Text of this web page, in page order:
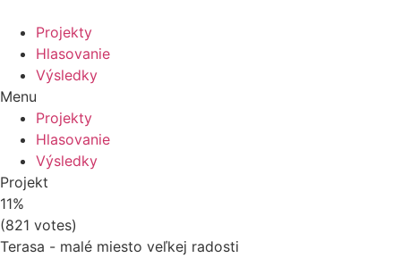
Projekty
Hlasovanie
Výsledky
Menu
Projekty
Hlasovanie
Výsledky
Projekt
11%
(821 votes)
Terasa - malé miesto veľkej radosti